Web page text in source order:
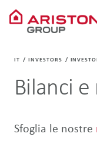
IT INVESTORS
Bilanci e
Sfoglia le nostre